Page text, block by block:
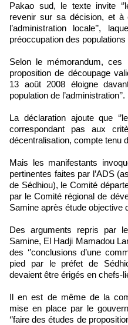
Pakao sud, le texte invite
revenir sur sa décision, et à
l’administration locale’’,
préoccupation des populations
Selon le mémorandum, ces
proposition de découpage
13 août 2008 éloigne
population de l’administration’’.
La déclaration ajoute que
correspondant pas aux
décentralisation, compte tenu
Mais les manifestants
pertinentes faites par l’ADS
de Sédhiou), le Comité
par le Comité régional de
Samine après étude objective
Des arguments repris par
Samine, El Hadji Mamadou
des ‘’conclusions d’une
pied par le préfet de
devaient être érigés en chefs-
Il en est de même de la
mise en place par le
‘’faire des études de